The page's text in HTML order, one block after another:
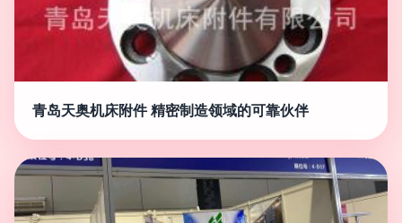
青岛天奥机床附件 精密制造领域的可靠伙伴